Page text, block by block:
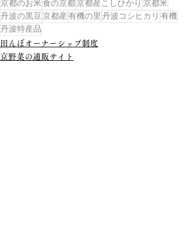
京都のお米食の京都京都産こしひかり 京都米
丹波の黒豆京都産有機の里丹波コシヒカリ 有機
丹波特産品
田んぼオーナーシップ制度
京野菜の通販サイト